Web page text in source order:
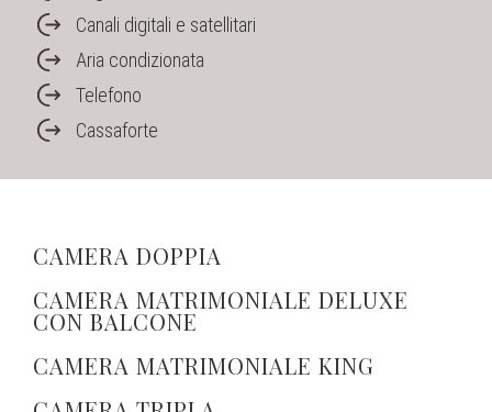
Canali digitali e satellitari
Aria condizionata
Telefono
Cassaforte
CAMERA DOPPIA
CAMERA MATRIMONIALE DELUXE
CON BALCONE
CAMERA MATRIMONIALE KING